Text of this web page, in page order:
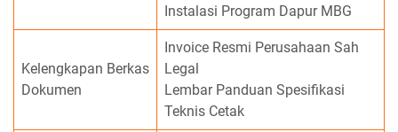
Instalasi Program Dapur MBG
Kelengkapan Berkas
Dokumen
Invoice Resmi Perusahaan Sah
Legal
Lembar Panduan Spesifikasi
Teknis Cetak